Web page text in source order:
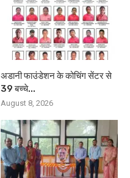
अडानी फाउंडेशन के कोचिंग सेंटर से
39 बच्चे...
August 8, 2026